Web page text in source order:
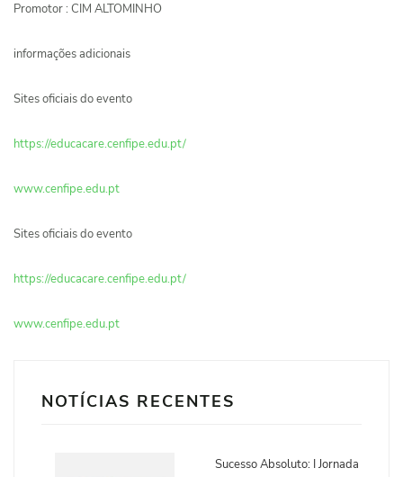
Promotor : CIM ALTOMINHO
informações adicionais
Sites oficiais do evento
https://educacare.cenfipe.edu.pt/
www.cenfipe.edu.pt
Sites oficiais do evento
https://educacare.cenfipe.edu.pt/
www.cenfipe.edu.pt
NOTÍCIAS RECENTES
Sucesso Absoluto: I Jornada